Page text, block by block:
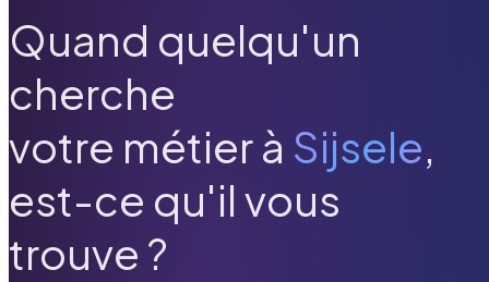
Quand quelqu'un
cherche
votre métier à Sijsele,
est-ce qu'il vous
trouve ?